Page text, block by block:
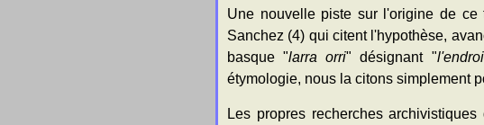
Une nouvelle piste sur l'origine de ce
Sanchez (4) qui citent l'hypothèse,
basque "larra orri" désignant "
étymologie, nous la citons simplement
Les propres recherches archivistiques